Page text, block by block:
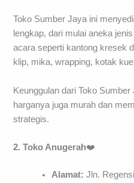
Toko Sumber Jaya ini
lengkap, dari mulai aneka
acara seperti kantong kresek
klip, mika, wrapping, kotak
Keunggulan dari Toko
harganya juga murah dan
strategis.
2. Toko Anugerah❤️
Alamat: Jln.